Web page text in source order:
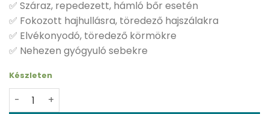
✅ Száraz, repedezett, hámló bőr esetén
✅ Fokozott hajhullásra, töredező hajszálakra
✅ Elvékonyodó, töredező körmökre
✅ Nehezen gyógyuló sebekre
Készleten
Swanson A&D vitamin halolajból - 250 db kapszula